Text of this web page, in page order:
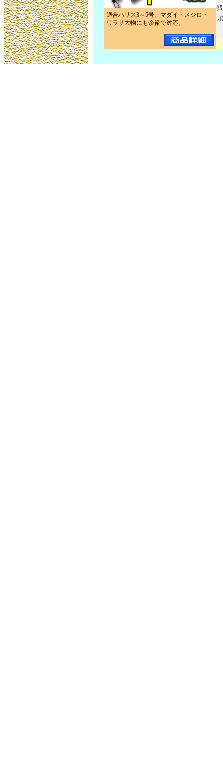
適合ハリス3～5号。マダイ・メジロ・
ワラサ大物にも余裕で対応。